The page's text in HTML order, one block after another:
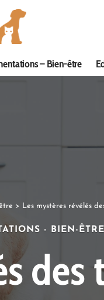
– Bien-être
> Les mystères révélés
- BIEN-ÊTRE